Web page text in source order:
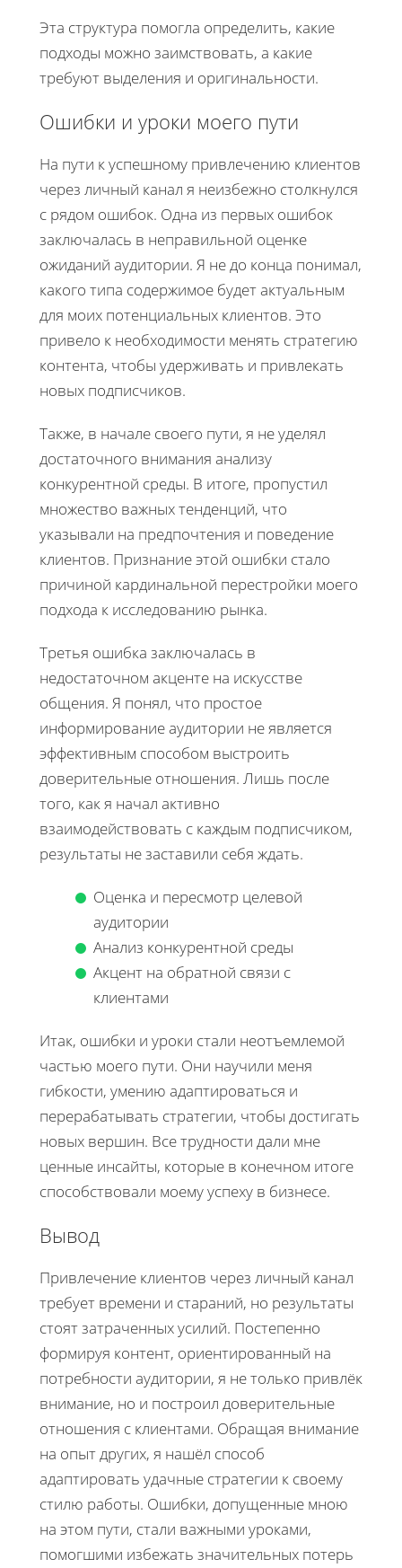
Эта структура помогла определить, какие
подходы можно заимствовать, а какие
требуют выделения и оригинальности.
Ошибки и уроки моего пути
На пути к успешному привлечению клиентов
через личный канал я неизбежно столкнулся
с рядом ошибок. Одна из первых ошибок
заключалась в неправильной оценке
ожиданий аудитории. Я не до конца понимал,
какого типа содержимое будет актуальным
для моих потенциальных клиентов. Это
привело к необходимости менять стратегию
контента, чтобы удерживать и привлекать
новых подписчиков.
Также, в начале своего пути, я не уделял
достаточного внимания анализу
конкурентной среды. В итоге, пропустил
множество важных тенденций, что
указывали на предпочтения и поведение
клиентов. Признание этой ошибки стало
причиной кардинальной перестройки моего
подхода к исследованию рынка.
Третья ошибка заключалась в
недостаточном акценте на искусстве
общения. Я понял, что простое
информирование аудитории не является
эффективным способом выстроить
доверительные отношения. Лишь после
того, как я начал активно
взаимодействовать с каждым подписчиком,
результаты не заставили себя ждать.
Оценка и пересмотр целевой
аудитории
Анализ конкурентной среды
Акцент на обратной связи с
клиентами
Итак, ошибки и уроки стали неотъемлемой
частью моего пути. Они научили меня
гибкости, умению адаптироваться и
перерабатывать стратегии, чтобы достигать
новых вершин. Все трудности дали мне
ценные инсайты, которые в конечном итоге
способствовали моему успеху в бизнесе.
Вывод
Привлечение клиентов через личный канал
требует времени и стараний, но результаты
стоят затраченных усилий. Постепенно
формируя контент, ориентированный на
потребности аудитории, я не только привлёк
внимание, но и построил доверительные
отношения с клиентами. Обращая внимание
на опыт других, я нашёл способ
адаптировать удачные стратегии к своему
стилю работы. Ошибки, допущенные мною
на этом пути, стали важными уроками,
помогшими избежать значительных потерь